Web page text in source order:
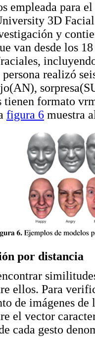
empleada para
3D
y
van desde los
persona realizó
tienen formato
figura 6 muestra
por distancia
ellos. Para
de imágenes de
el vector
cada gesto